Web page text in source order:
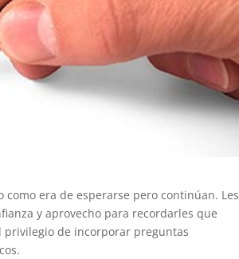
era de esperarse pero continúan. Les
y aprovecho para recordarles que
privilegio de incorporar preguntas